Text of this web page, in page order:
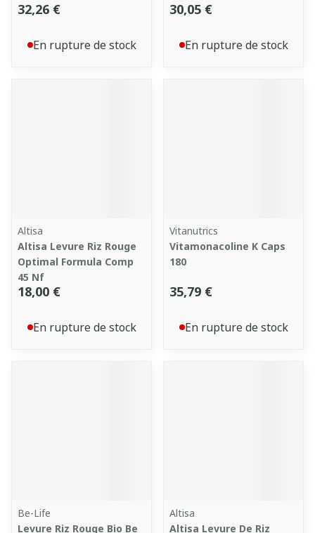
32,26 €
En rupture de stock
30,05 €
En rupture de stock
Altisa
Altisa Levure Riz Rouge
Optimal Formula Comp
45 Nf
18,00 €
En rupture de stock
Vitanutrics
Vitamonacoline K Caps
180
35,79 €
En rupture de stock
Be-Life
Levure Riz Rouge Bio Be
Altisa
Altisa Levure De Riz